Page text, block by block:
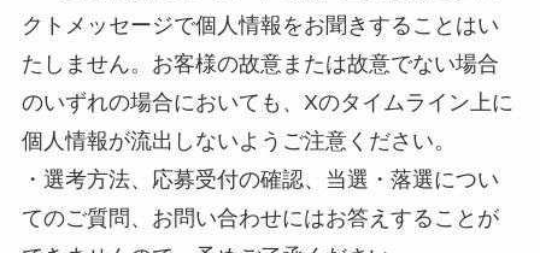
クトメッセージで個人情報をお聞きすることはい
たしません。お客様の故意または故意でない場合
のいずれの場合においても、Xのタイムライン上に
個人情報が流出しないようご注意ください。
・選考方法、応募受付の確認、当選・落選につい
てのご質問、お問い合わせにはお答えすることが